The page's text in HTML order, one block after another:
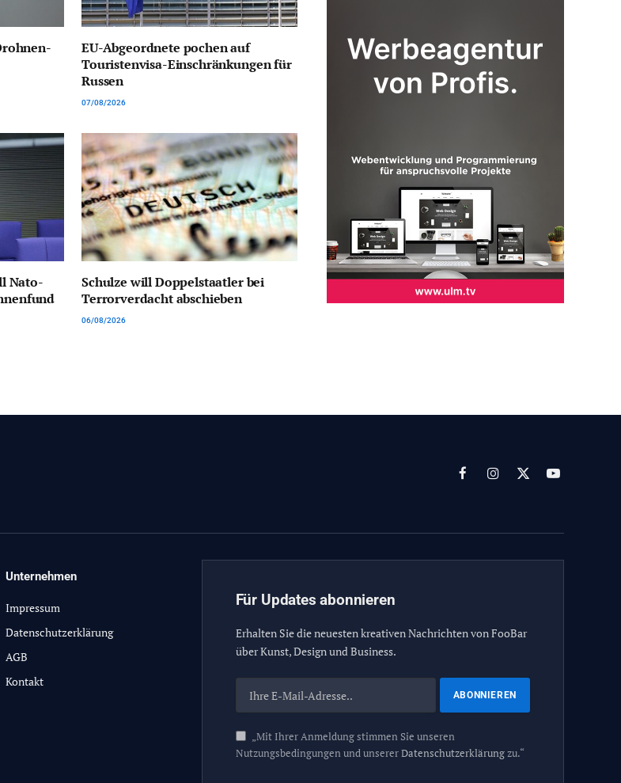
EU-Abgeordnete pochen auf
Touristenvisa-Einschränkungen für
Russen
07/08/2026
Nato-
Schulze will Doppelstaatler bei
Terrorverdacht abschieben
06/08/2026
FacebookInstagram
X
YouTube
Unternehmen
Impressum
Datenschutzerklärung
AGB
Kontakt
Für Updates abonnieren
Erhalten Sie die neuesten kreativen Nachrichten von FooBar
über Kunst, Design und Business.
„Mit Ihrer Anmeldung stimmen Sie unseren
Nutzungsbedingungen und unsererDatenschutzerklärungzu.“